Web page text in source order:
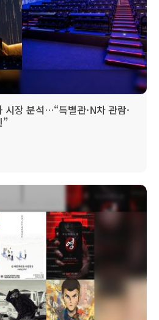
시장 분석…“특별관·N차 관람·
”